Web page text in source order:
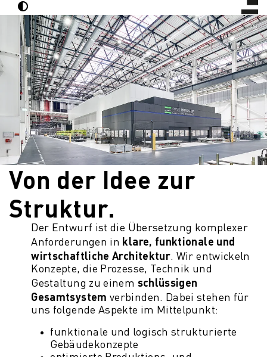
Von der Idee zur
Struktur.
Der Entwurf ist die Übersetzung komplexer
Anforderungen in klare, funktionale und
wirtschaftliche Architektur. Wir entwickeln
Konzepte, die Prozesse, Technik und
Gestaltung zu einem schlüssigen
Gesamtsystem verbinden. Dabei stehen für
uns folgende Aspekte im Mittelpunkt:
funktionale und logisch strukturierte
Gebäudekonzepte